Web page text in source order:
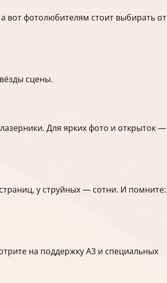
вот фотолюбителям стоит выбирать от
сцены.
Для ярких фото и открыток —
у струйных — сотни. И помните:
на поддержку A3 и специальных